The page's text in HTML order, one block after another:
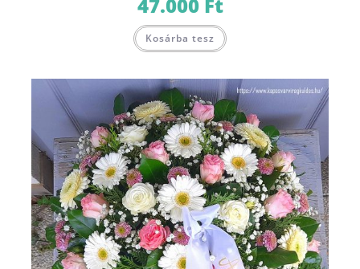
47.000 Ft
Kosárba tesz